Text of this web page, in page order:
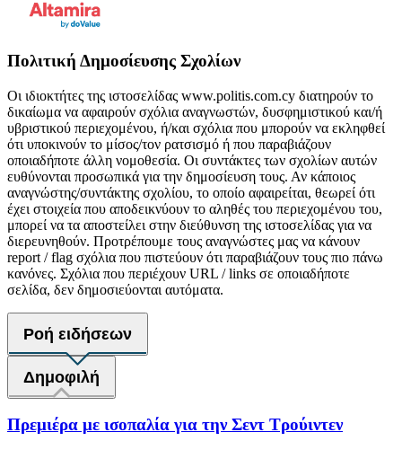
Πολιτική Δημοσίευσης Σχολίων
Οι ιδιοκτήτες της ιστοσελίδας www.politis.com.cy διατηρούν το
δικαίωμα να αφαιρούν σχόλια αναγνωστών, δυσφημιστικού και/ή
υβριστικού περιεχομένου, ή/και σχόλια που μπορούν να εκληφθεί
ότι υποκινούν το μίσος/τον ρατσισμό ή που παραβιάζουν
οποιαδήποτε άλλη νομοθεσία. Οι συντάκτες των σχολίων αυτών
ευθύνονται προσωπικά για την δημοσίευση τους. Αν κάποιος
αναγνώστης/συντάκτης σχολίου, το οποίο αφαιρείται, θεωρεί ότι
έχει στοιχεία που αποδεικνύουν το αληθές του περιεχομένου του,
μπορεί να τα αποστείλει στην διεύθυνση της ιστοσελίδας για να
διερευνηθούν. Προτρέπουμε τους αναγνώστες μας να κάνουν
report / flag σχόλια που πιστεύουν ότι παραβιάζουν τους πιο πάνω
κανόνες. Σχόλια που περιέχουν URL / links σε οποιαδήποτε
σελίδα, δεν δημοσιεύονται αυτόματα.
Ροή ειδήσεων
Δημοφιλή
Πρεμιέρα με ισοπαλία για την Σεντ Τρούιντεν